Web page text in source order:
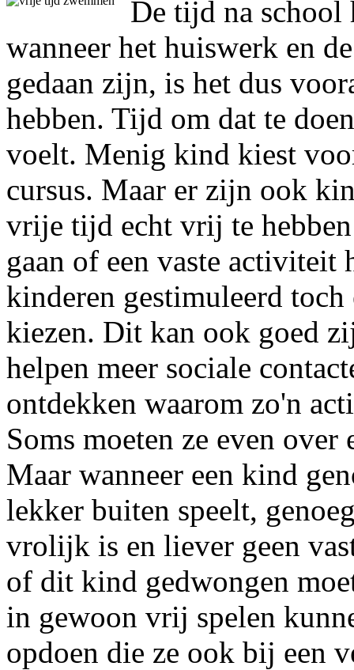
De tijd na
wanneer het huiswerk en
gedaan zijn, is het dus
hebben. Tijd om dat te
voelt. Menig kind kiest
cursus. Maar er zijn ook
vrije tijd echt vrij te
gaan of een vaste activiteit
kinderen gestimuleerd
kiezen. Dit kan ook goed
helpen meer sociale
ontdekken waarom zo'n
Soms moeten ze even
Maar wanneer een kind
lekker buiten speelt,
vrolijk is en liever geen
of dit kind gedwongen
in gewoon vrij spelen
opdoen die ze ook bij een